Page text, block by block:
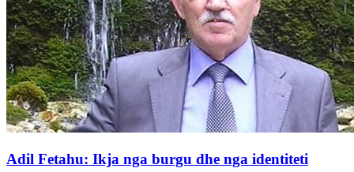
Adil Fetahu: Ikja nga burgu dhe nga identiteti